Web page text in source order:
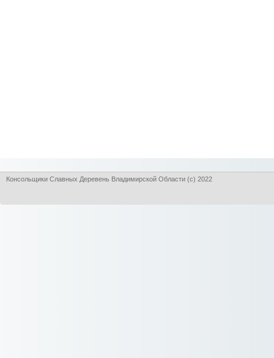
Консольщики Славных Деревень Владимирской Области (с) 2022